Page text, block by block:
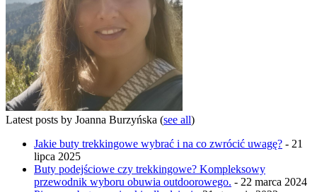
Latest posts by Joanna Burzyńska (see all)
Jakie buty trekkingowe wybrać i na co zwrócić uwagę? - 21
lipca 2025
Buty podejściowe czy trekkingowe? Kompleksowy
przewodnik wyboru obuwia outdoorowego. - 22 marca 2024